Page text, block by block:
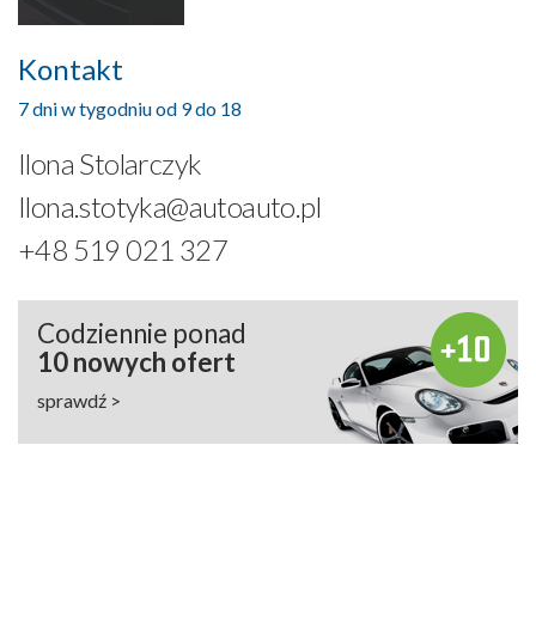
Kontakt
7 dni w tygodniu od 9 do 18
Ilona Stolarczyk
Ilona.stotyka@autoauto.pl
+48 519 021 327
Codziennie ponad
10 nowych ofert
sprawdź >